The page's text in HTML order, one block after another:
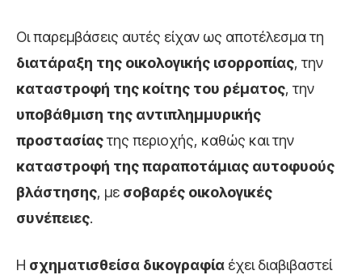
Οι παρεμβάσεις αυτές είχαν ως αποτέλεσμα τη
διατάραξη της οικολογικής ισορροπίας, την
καταστροφή της κοίτης του ρέματος, την
υποβάθμιση της αντιπλημμυρικής
προστασίαςτης περιοχής, καθώς και την
καταστροφή της παραποτάμιας αυτοφυούς
βλάστησης, με σοβαρές οικολογικές
συνέπειες.
Η σχηματισθείσα δικογραφία έχει διαβιβαστεί